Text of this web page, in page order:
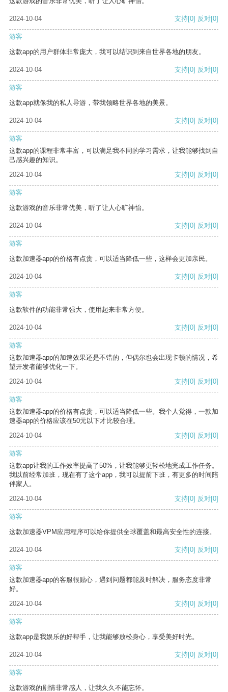
2024-10-04 支持[0] 反对[0]
游客
这款app的用户群体非常庞大，我可以结识到来自世界各地的朋友。
2024-10-04 支持[0] 反对[0]
游客
这款app就像我的私人导游，带我领略世界各地的美景。
2024-10-04 支持[0] 反对[0]
游客
这款app的课程非常丰富，可以满足我不同的学习需求，让我能够找到自
己感兴趣的知识。
2024-10-04
支持[0] 反对[0]
游客
这款游戏的音乐非常优美，听了让人心旷神怡。
2024-10-04 支持[0] 反对[0]
游客
这款加速器app的价格有点贵，可以适当降低一些，这样会更加亲民。
2024-10-04 支持[0] 反对[0]
游客
这款软件的功能非常强大，使用起来非常方便。
2024-10-04 支持[0] 反对[0]
游客
这款加速器app的加速效果还是不错的，但偶尔也会出现卡顿的情况，希
望开发者能够优化一下。
2024-10-04
支持[0] 反对[0]
游客
这款加速器app的价格有点贵，可以适当降低一些。我个人觉得，一款加
速器app的价格应该在50元以下才比较合理。
2024-10-04
支持[0] 反对[0]
游客
这款app让我的工作效率提高了50%，让我能够更轻松地完成工作任务。
我以前经常加班，现在有了这个app，我可以提前下班，有更多的时间陪
伴家人。
2024-10-04
支持[0] 反对[0]
游客
这款加速器VPM应用程序可以给你提供全球覆盖和最高安全性的连接。
2024-10-04 支持[0] 反对[0]
游客
这款加速器app的客服很贴心，遇到问题都能及时解决，服务态度非常
好。
2024-10-04
支持[0] 反对[0]
游客
这款app是我娱乐的好帮手，让我能够放松身心，享受美好时光。
2024-10-04 支持[0] 反对[0]
游客
这款游戏的剧情非常感人，让我久久不能忘怀。